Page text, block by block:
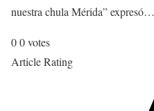
nuestra chula Mérida” expresó…
00votes
Article Rating